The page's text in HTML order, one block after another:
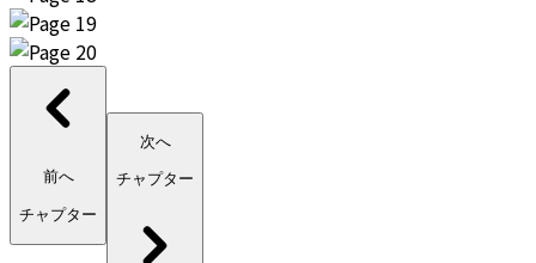
前へ
チャプター
次へ
チャプター